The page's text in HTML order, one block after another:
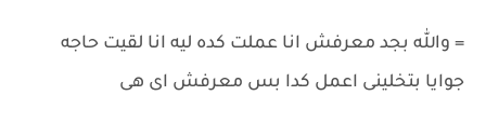
= والله بجد معرفش انا عملت كده ليه انا لقيت حاجه
جوايا بتخلينى اعمل كدا بس معرفش اى هى